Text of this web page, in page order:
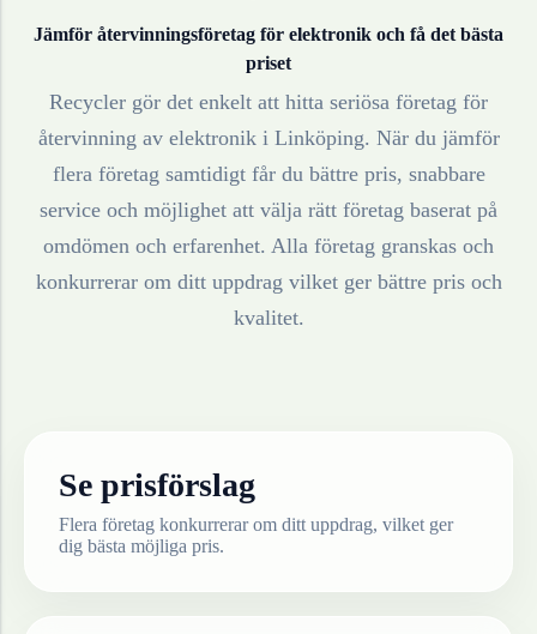
Jämför återvinningsföretag för elektronik och få det bästa
priset
Recycler gör det enkelt att hitta seriösa företag för
återvinning av elektroniki Linköping. När du jämför
flera företag samtidigt får du bättre pris, snabbare
service och möjlighet att välja rätt företag baserat på
omdömen och erfarenhet. Alla företag granskas och
konkurrerar om ditt uppdrag vilket ger bättre pris och
kvalitet.
Se prisförslag
Flera företag konkurrerar om ditt uppdrag, vilket ger
dig bästa möjliga pris.